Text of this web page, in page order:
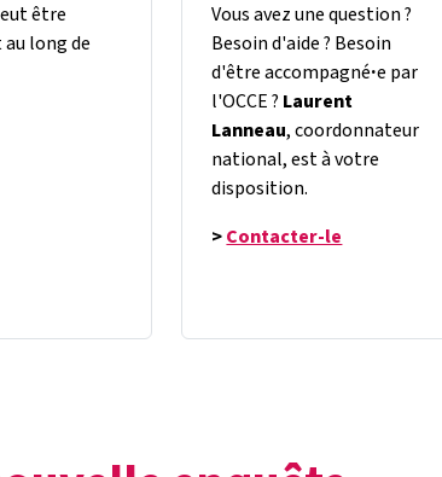
être
long de
Vous avez une question ?
Besoin d'aide ? Besoin
d'être accompagné·e par
l'OCCE ? Laurent
Lanneau, coordonnateur
national, est à votre
disposition.
>Contacter-le